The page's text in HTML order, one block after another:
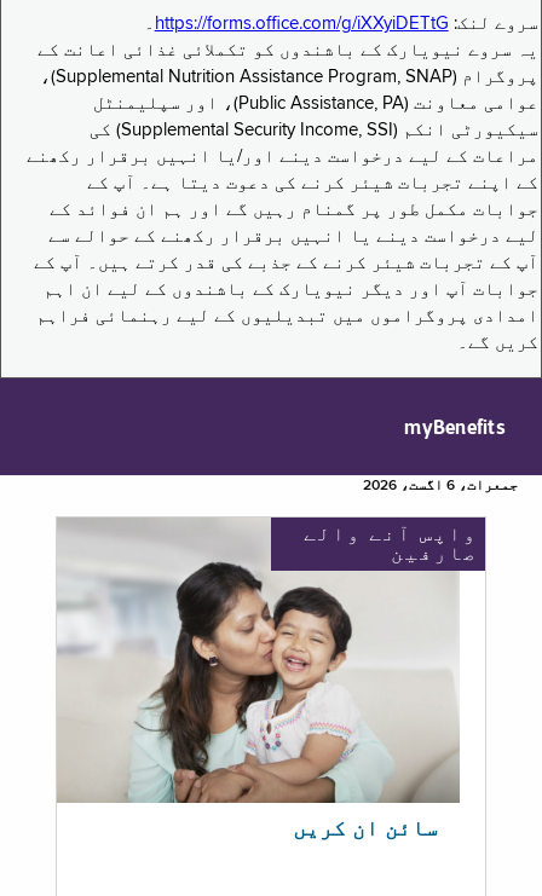
سروے لنک: https://forms.office.com/g/iXXyiDETtG ۔
یہ سروے نیویارک کے باشندوں کو تکملائی غذائی اعانت کے
پروگرام (Supplemental Nutrition Assistance Program, SNAP)،
عوامی معاونت (Public Assistance, PA)، اور سپلیمنٹل
سیکیورٹی انکم (Supplemental Security Income, SSI) کی
مراعات کے لیے درخواست دینے اور/یا انہیں برقرار رکھنے
کے اپنے تجربات شیئر کرنے کی دعوت دیتا ہے۔ آپ کے
جوابات مکمل طور پر گمنام رہیں گے اور ہم ان فوائد کے
لیے درخواست دینے یا انہیں برقرار رکھنے کے حوالے سے
آپ کے تجربات شیئر کرنے کے جذبے کی قدر کرتے ہیں۔ آپ کے
جوابات آپ اور دیگر نیویارک کے باشندوں کے لیے ان اہم
امدادی پروگراموں میں تبدیلیوں کے لیے رہنمائی فراہم
کریں گے۔
myBenefits
جمعرات، 6 اگست، 2026
واپس آنے والے
صارفین
سائن ان کریں